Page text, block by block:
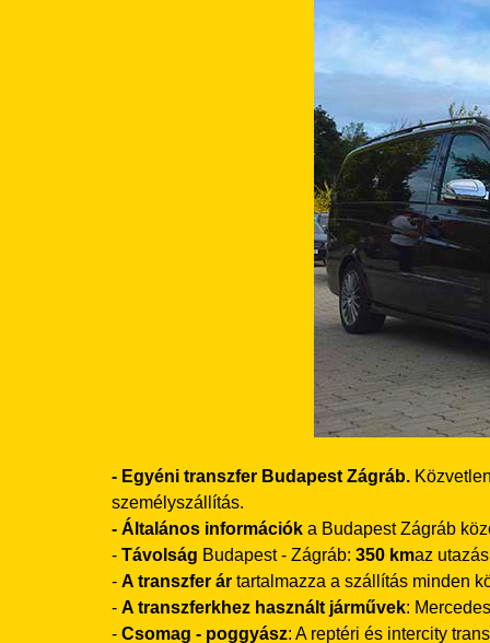
- Egyéni transzfer Budapest Zágráb.
személyszállítás.
- Általános információk a Budapest Zágráb
- Távolság Budapest - Zágráb: 350 kmaz
- A transzfer ár tartalmazza a szállítás minden
- A transzferkhez használt járművek:
- Csomag - poggyász: A reptéri és intercity